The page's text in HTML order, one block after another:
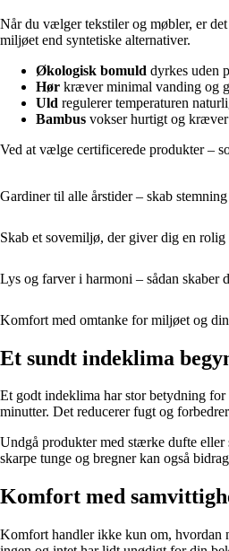
Når du vælger tekstiler og møbler, er
miljøet end syntetiske alternativer.
Økologisk bomuld dyrkes uden
Hør kræver minimal vanding og
Uld regulerer temperaturen
Bambus vokser hurtigt og kræver
Ved at vælge certificerede produkter –
Gardiner til alle årstider – skab
Skab et sovemiljø, der giver dig en rolig
Lys og farver i harmoni – sådan skaber
Komfort med omtanke for miljøet og
Et sundt indeklima
Et godt indeklima har stor betydning
minutter. Det reducerer fugt og
Undgå produkter med stærke dufte
skarpe tunge og bregner kan også
Komfort med
Komfort handler ikke kun om, hvordan